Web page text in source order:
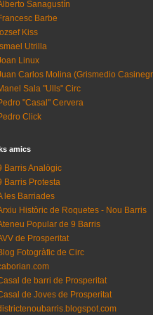
Sanagustín
Barbe
Kiss
Utrilla
Linux
Carlos Molina (Grismedio
Sala "Ulls" Circ
"Casal" Cervera
Click
amics
Barris Analògic
Barris Protesta
les Barriades
Històric de Roquetes - Nou Barris
Popular de 9 Barris
de Prosperitat
Fotogràfic de Circ
de barri de Prosperitat
de Joves de Prosperitat